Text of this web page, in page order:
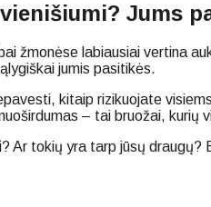
Jums
žmonėse labiausiai vertina
jumis pasitikės.
kitaip rizikuojate
– tai bruožai, kurių
Ar tokių yra tarp jūsų draugų?